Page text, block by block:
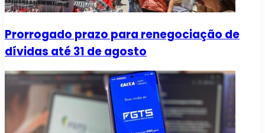
Prorrogado prazo para renegociação de
dívidas até 31 de agosto